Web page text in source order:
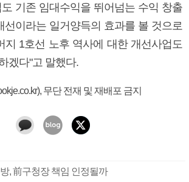
기존 임대수익을 뛰어넘는 수익 창출
선이라는 일거양득의 효과를 볼 것으로
지 1호선 노후 역사에 대한 개선사업도
겠다"고 말했다.
무단 전재 및 재배포 금지
, 前구청장 책임 인정될까